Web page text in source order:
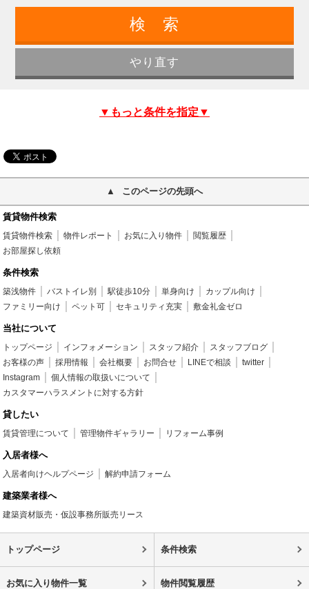
▼もっと条件を指定▼
このページの先頭へ
賃貸物件検索
賃貸物件検索 物件レポート お気に入り物件
閲覧履歴
お部屋探し依頼
条件検索
築浅物件 バストイレ別 駅徒歩10分 単身向け
カップル向け
ファミリー向け
ペット可 セキュリティ充実 敷金礼金ゼロ
当社について
トップページ インフォメーション スタッフ紹介
スタッフブログ
お客様の声
採用情報 会社概要 お問合せ LINEで相談
twitter
Instagram
個人情報の取扱いについて
カスタマーハラスメントに対する方針
貸したい
賃貸管理について 管理物件ギャラリー リフォーム事例
入居者様へ
入居者向けヘルプページ 解約申請フォーム
建築業者様へ
建築資材販売・仮設事務所販売リース
トップページ 条件検索
お気に入り物件一覧 物件閲覧履歴